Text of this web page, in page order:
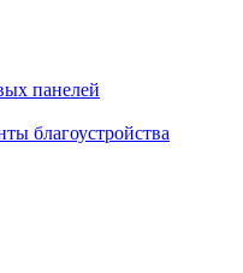
панелей
благоустройства